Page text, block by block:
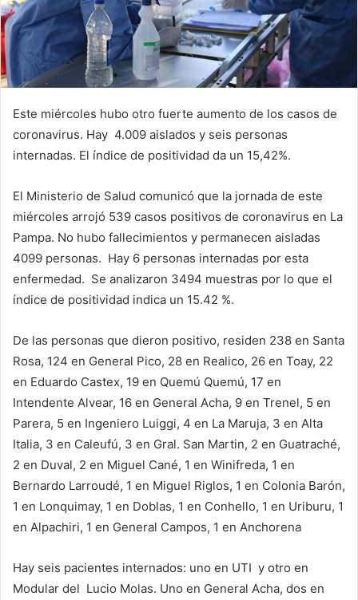
Este miércoles hubo otro fuerte aumento de los casos de
coronavirus. Hay 4.009 aislados y seis personas
internadas. El índice de positividad da un 15,42%.
El Ministerio de Salud comunicó que la jornada de este
miércoles arrojó 539 casos positivos de coronavirus en La
Pampa. No hubo fallecimientos y permanecen aisladas
4099 personas. Hay 6 personas internadas por esta
enfermedad. Se analizaron 3494 muestras por lo que el
índice de positividad indica un 15.42 %.
De las personas que dieron positivo, residen 238 en Santa
Rosa, 124 en General Pico, 28 en Realico, 26 en Toay, 22
en Eduardo Castex, 19 en Quemú Quemú, 17 en
Intendente Alvear, 16 en General Acha, 9 en Trenel, 5 en
Parera, 5 en Ingeniero Luiggi, 4 en La Maruja, 3 en Alta
Italia, 3 en Caleufú, 3 en Gral. San Martin, 2 en Guatraché,
2 en Duval, 2 en Miguel Cané, 1 en Winifreda, 1 en
Bernardo Larroudé, 1 en Miguel Riglos, 1 en Colonia Barón,
1 en Lonquimay, 1 en Doblas, 1 en Conhello, 1 en Uriburu, 1
en Alpachiri, 1 en General Campos, 1 en Anchorena
Hay seis pacientes internados: uno en UTI y otro en
Modular del Lucio Molas. Uno en General Acha, dos en